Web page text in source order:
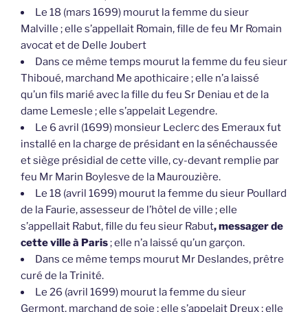
Le 18 (mars 1699) mourut la femme du sieur
Malville ; elle s’appellait Romain, fille de feu Mr Romain
avocat et de Delle Joubert
Dans ce même temps mourut la femme du feu sieur
Thiboué, marchand Me apothicaire ; elle n’a laissé
qu’un fils marié avec la fille du feu Sr Deniau et de la
dame Lemesle ; elle s’appelait Legendre.
Le 6 avril (1699) monsieur Leclerc des Emeraux fut
installé en la charge de présidant en la sénéchaussée
et siège présidial de cette ville, cy-devant remplie par
feu Mr Marin Boylesve de la Maurouzière.
Le 18 (avril 1699) mourut la femme du sieur Poullard
de la Faurie, assesseur de l’hôtel de ville ; elle
s’appellait Rabut, fille du feu sieur Rabut, messager de
cette ville à Paris; elle n’a laissé qu’un garçon.
Dans ce même temps mourut Mr Deslandes, prêtre
curé de la Trinité.
Le 26 (avril 1699) mourut la femme du sieur
Germont, marchand de soie ; elle s’appelait Dreux ; elle